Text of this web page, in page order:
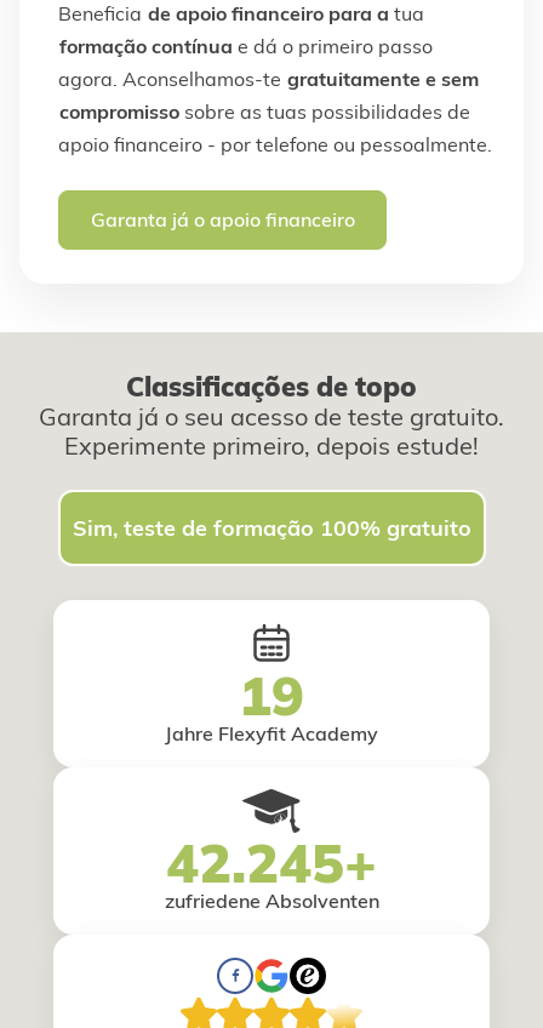
Beneficia de apoio financeiro para a tua
formação contínua e dá o primeiro passo
agora. Aconselhamos-te gratuitamente e sem
compromisso sobre as tuas possibilidades de
apoio financeiro - por telefone ou pessoalmente.
Garanta já o apoio financeiro
Classificações de topo
Garanta já o seu acesso de teste gratuito.
Experimente primeiro, depois estude!
Sim, teste de formação 100% gratuito
19
Jahre Flexyfit Academy
42.245+
zufriedene Absolventen